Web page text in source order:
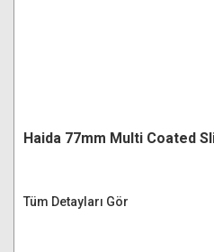
Haida 77mm Multi Coated
Tüm Detayları Gör